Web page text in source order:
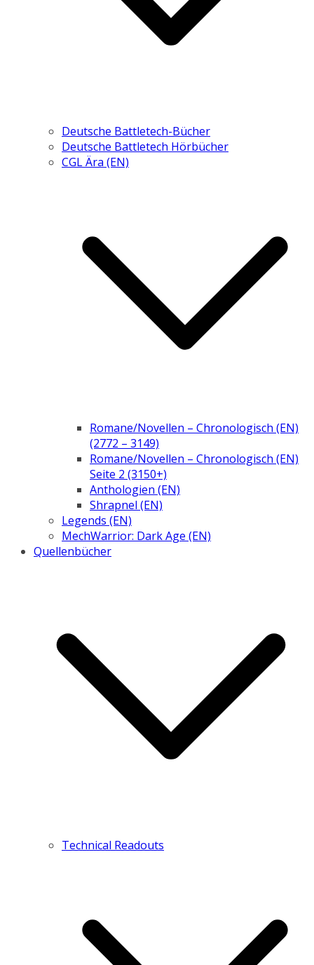
Deutsche Battletech-Bücher
Deutsche Battletech Hörbücher
CGL Ära (EN)
Romane/Novellen – Chronologisch (EN)
(2772 – 3149)
Romane/Novellen – Chronologisch (EN)
Seite 2 (3150+)
Anthologien (EN)
Shrapnel (EN)
Legends (EN)
MechWarrior: Dark Age (EN)
Quellenbücher
Technical Readouts